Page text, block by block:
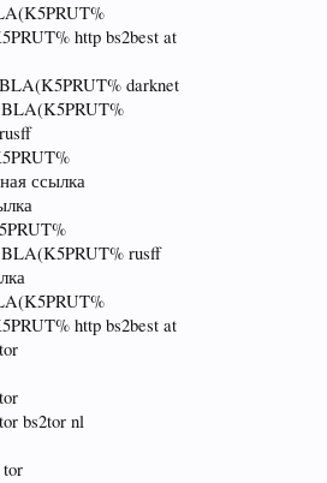
http bs2best at
darknet
ссылка
rusff
http bs2best at
bs2tor nl